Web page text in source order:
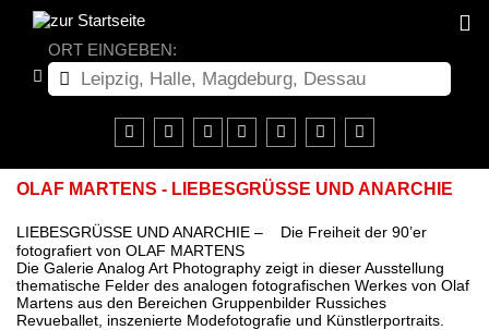
ORT EINGEBEN:
OLAF MARTENS - LIEBESGRÜSSE UND ANARCHIE
LIEBESGRÜSSE UND ANARCHIE – Die Freiheit der 90’er
fotografiert von OLAF MARTENS
Die Galerie Analog Art Photography zeigt in dieser Ausstellung
thematische Felder des analogen fotografischen Werkes von Olaf
Martens aus den Bereichen Gruppenbilder Russiches
Revueballet, inszenierte Modefotografie und Künstlerportraits.